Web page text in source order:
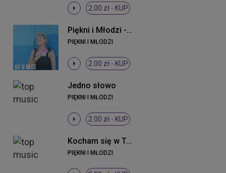
2.00 zł - KUP
Piękni i Młodzi - Jak w bajce (ti amo) (Radio Edit)
PIĘKNI I MŁODZI
2.00 zł - KUP
Jedno słowo
PIĘKNI I MŁODZI
2.00 zł - KUP
Kocham się w Tobie
PIĘKNI I MŁODZI